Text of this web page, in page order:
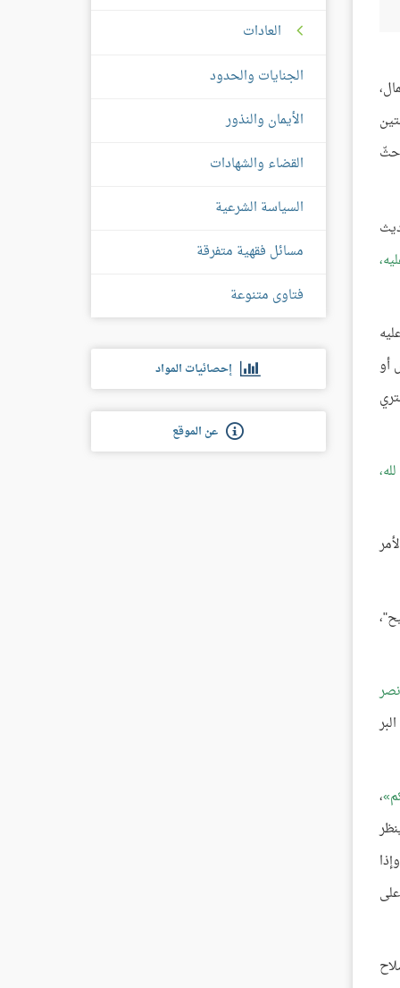
أو
،
العادات
الجنايات والحدود
الأيمان والنذور
القضاء والشهادات
السياسة الشرعية
مسائل فقهية متفرقة
فتاوى متنوعة
إحصائيات المواد
عن الموقع